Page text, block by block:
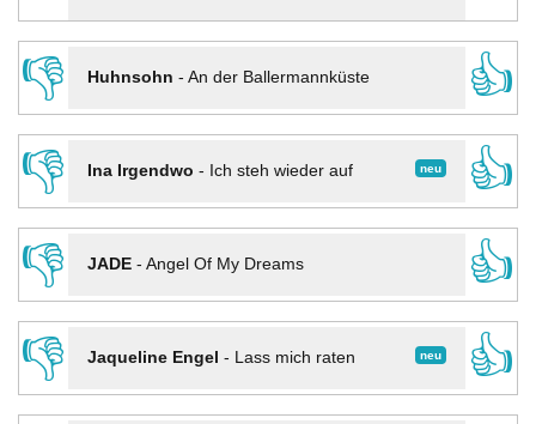
👎
Huhnsohn - An der Ballermannküste
👍
👎
neu
Ina Irgendwo - Ich steh wieder auf
👍
👎
JADE- Angel Of My Dreams
👍
👎
neu
Jaqueline Engel - Lass mich raten
👍